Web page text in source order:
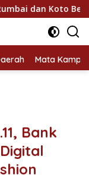
via Reses
Mata
Bank